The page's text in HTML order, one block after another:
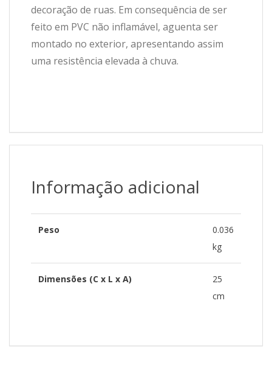
decoração de ruas. Em consequência de ser
feito em PVC não inflamável, aguenta ser
montado no exterior, apresentando assim
uma resistência elevada à chuva.
Informação adicional
Peso
0.036
kg
Dimensões (C x L x A)
25
cm